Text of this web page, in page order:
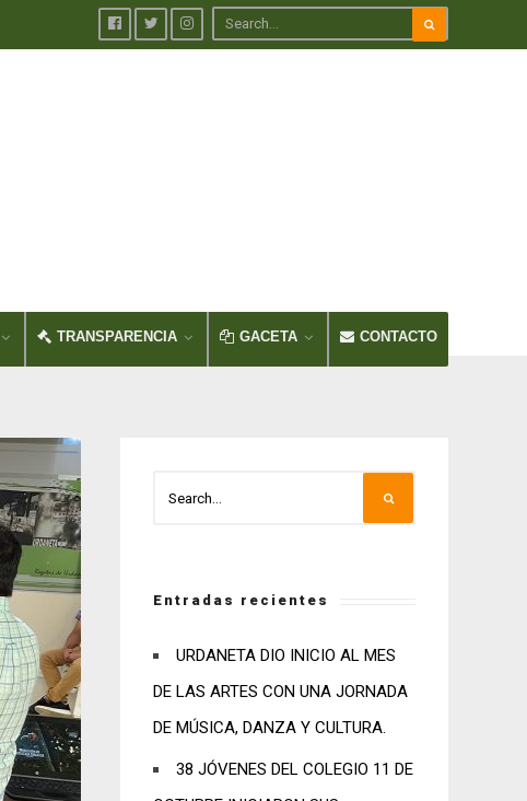
TRANSPARENCIA GACETA CONTACTO
Entradas recientes
URDANETA DIO INICIO AL MES
DE LAS ARTES CON UNA JORNADA
DE MÚSICA, DANZA Y CULTURA.
38 JÓVENES DEL COLEGIO 11 DE